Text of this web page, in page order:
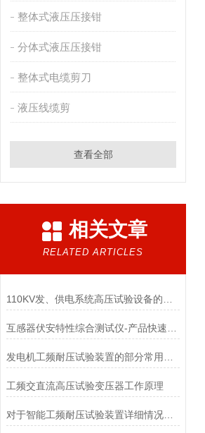
整体式液压压接钳
分体式液压压接钳
整体式电缆剪刀
液压线缆剪
查看全部
相关文章
RELATED ARTICLES
工频交直流高压试验变压器工作原理
对于智能工频耐压试验装置详细情况说明概述